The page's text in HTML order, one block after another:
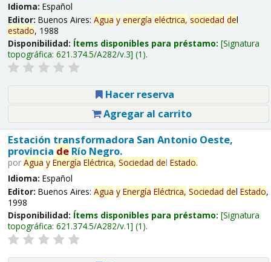
Idioma: Español
Editor: Buenos Aires: Agua y energía eléctrica, sociedad del
estado, 1988
Disponibilidad: Ítems disponibles para préstamo: Signatura
topográfica: 621.374.5/A282/v.3 (1).
Hacer reserva
Agregar al carrito
Estación transformadora San Antonio Oeste,
provincia deRío Negro.
por Agua y Energía Eléctrica, Sociedad del Estado.
Idioma: Español
Editor: Buenos Aires: Agua y Energía Eléctrica, Sociedad del Estado,
1998
Disponibilidad: Ítems disponibles para préstamo: Signatura
topográfica: 621.374.5/A282/v.1 (1).